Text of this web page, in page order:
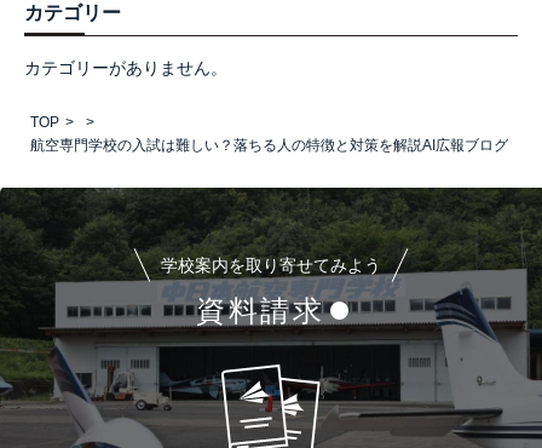
カテゴリー
カテゴリーがありません。
TOP
航空専門学校の入試は難しい？落ちる人の特徴と対策を解説AI広報ブログ
学校案内を取り寄せてみよう
資料請求